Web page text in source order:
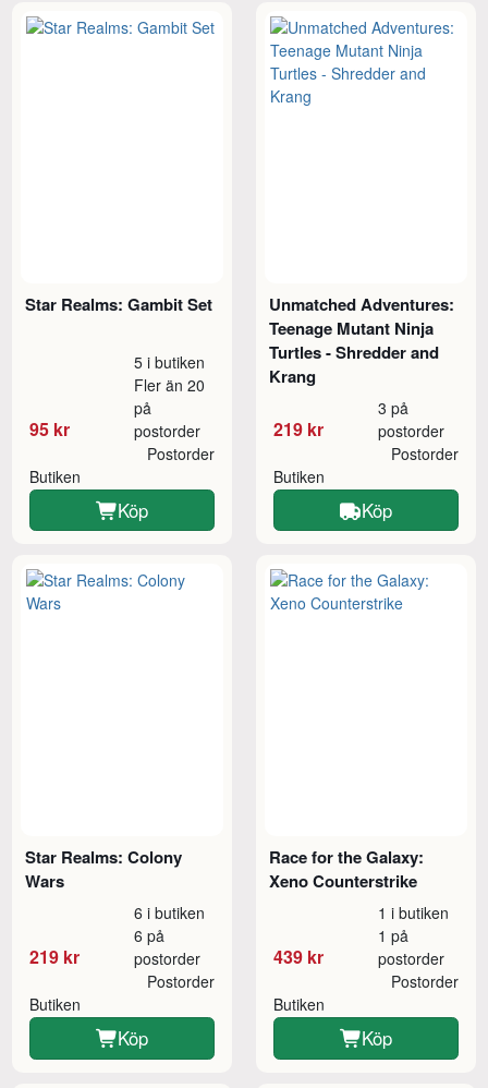
Star Realms: Gambit Set
95 kr
5 i butiken
Fler än 20
på
postorder
Butiken
Postorder
Köp
Unmatched Adventures:
Teenage Mutant Ninja
Turtles - Shredder and
Krang
219 kr
3 på
postorder
Butiken
Postorder
Köp
Star Realms: Colony
Wars
219 kr
6 i butiken
6 på
postorder
Butiken
Postorder
Köp
Race for the Galaxy:
Xeno Counterstrike
439 kr
1 i butiken
1 på
postorder
Butiken
Postorder
Köp